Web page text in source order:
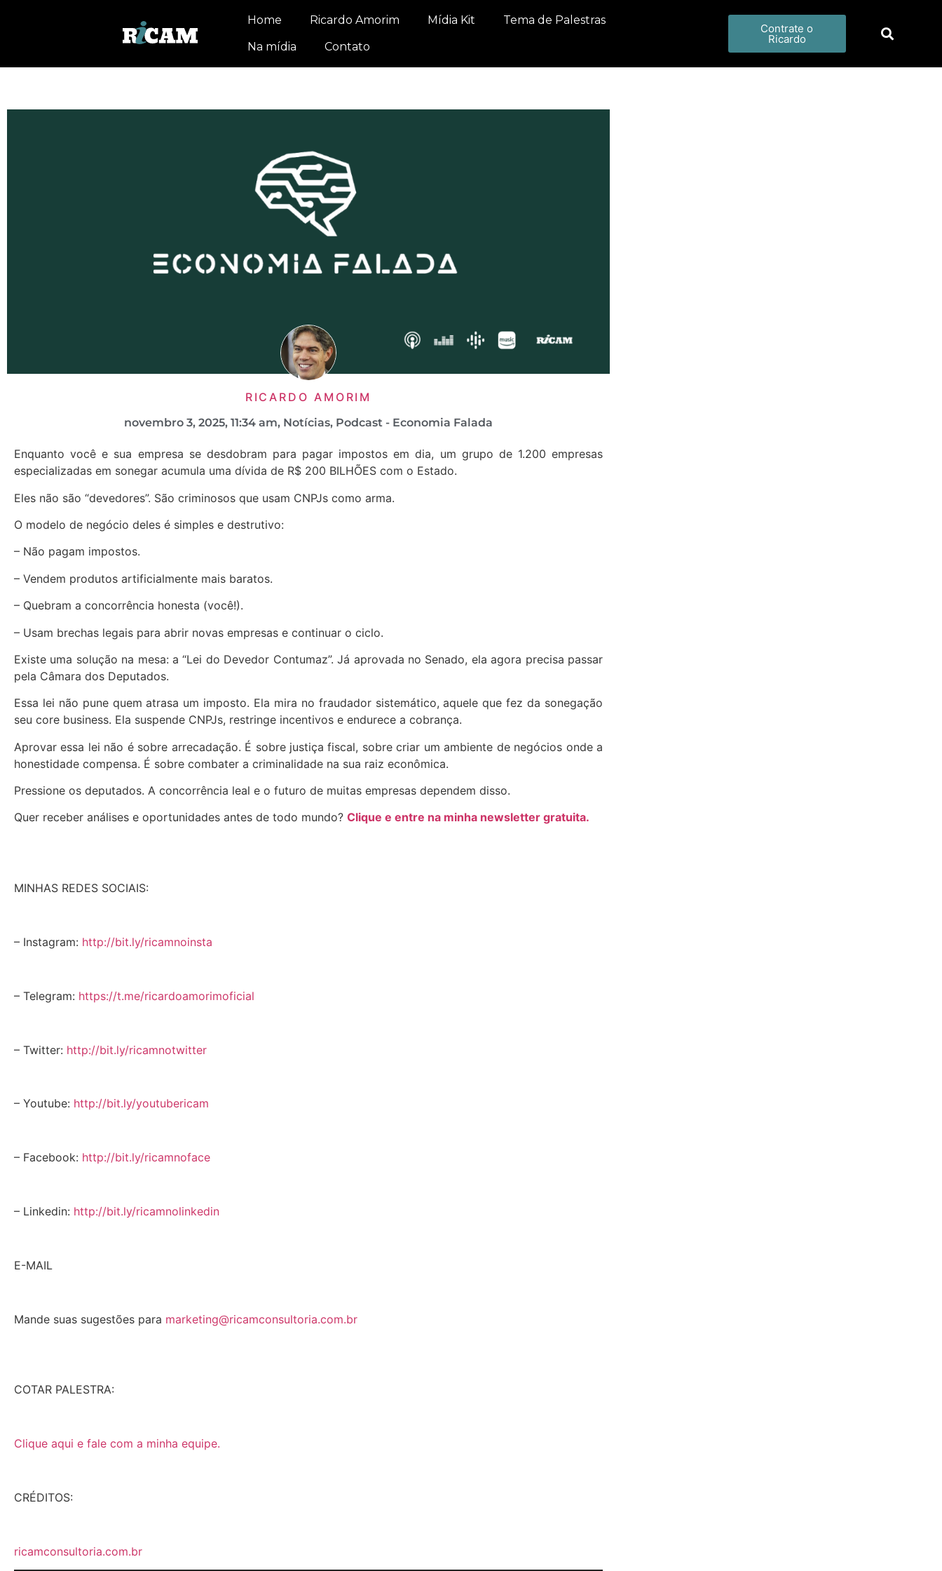
Home Ricardo Amorim Mídia Kit
Tema de Palestras
Na mídia
Contato
Contrate o
Ricardo
RICARDO AMORIM
novembro 3, 2025, 11:34 am, Notícias, Podcast - Economia Falada
Enquanto você e sua empresa se desdobram para pagar impostos em dia, um grupo de 1.200 empresas
especializadas em sonegar acumula uma dívida de R$ 200 BILHÕES com o Estado.
Eles não são “devedores”. São criminosos que usam CNPJs como arma.
O modelo de negócio deles é simples e destrutivo:
– Não pagam impostos.
– Vendem produtos artificialmente mais baratos.
– Quebram a concorrência honesta (você!).
– Usam brechas legais para abrir novas empresas e continuar o ciclo.
Existe uma solução na mesa: a “Lei do Devedor Contumaz”. Já aprovada no Senado, ela agora precisa passar
pela Câmara dos Deputados.
Essa lei não pune quem atrasa um imposto. Ela mira no fraudador sistemático, aquele que fez da sonegação
seu core business. Ela suspende CNPJs, restringe incentivos e endurece a cobrança.
Aprovar essa lei não é sobre arrecadação. É sobre justiça fiscal, sobre criar um ambiente de negócios onde a
honestidade compensa. É sobre combater a criminalidade na sua raiz econômica.
Pressione os deputados. A concorrência leal e o futuro de muitas empresas dependem disso.
Quer receber análises e oportunidades antes de todo mundo? Clique e entre na minha newsletter gratuita.
MINHAS REDES SOCIAIS:
– Instagram: http://bit.ly/ricamnoinsta
– Telegram: https://t.me/ricardoamorimoficial
– Twitter: http://bit.ly/ricamnotwitter
– Youtube: http://bit.ly/youtubericam
– Facebook: http://bit.ly/ricamnoface
– Linkedin: http://bit.ly/ricamnolinkedin
E-MAIL
Mande suas sugestões para marketing@ricamconsultoria.com.br
COTAR PALESTRA:
Clique aqui e fale com a minha equipe.
CRÉDITOS:
ricamconsultoria.com.br